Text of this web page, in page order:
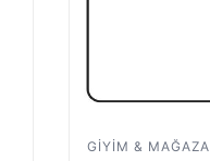
GIYIM & MAĞAZA